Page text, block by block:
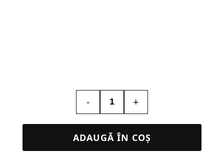
-
Cantitate
Sky
+
ADAUGĂ ÎN COȘ